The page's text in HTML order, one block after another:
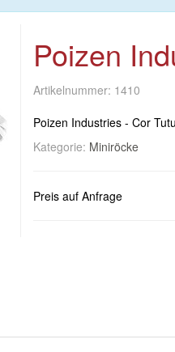
Poizen
Artikelnummer: 1410
Poizen Industries - Cor Tutu
Kategorie: Miniröcke
Preis auf Anfrage